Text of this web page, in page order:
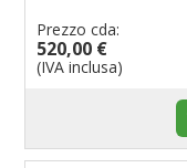
Prezzo cda:
520,00 €
(IVA inclusa)